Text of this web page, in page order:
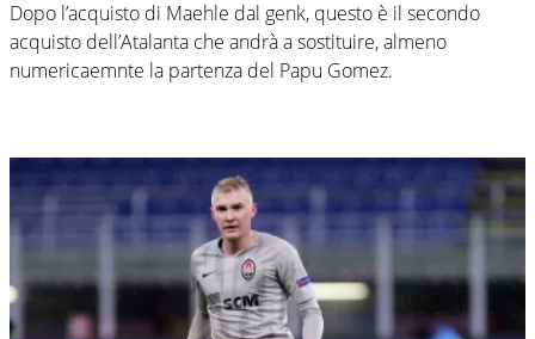
Dopo l’acquisto di Maehle dal genk, questo è il secondo
acquisto dell’Atalanta che andrà a sostituire, almeno
numericaemnte la partenza del Papu Gomez.